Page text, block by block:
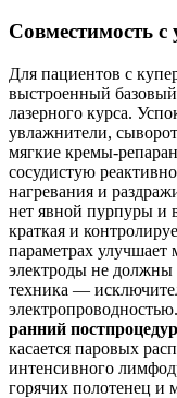
Совместимость
Для пациентов с
выстроенный базовый
лазерного курса.
увлажнители,
мягкие кремы-
сосудистую
нагревания и
нет явной пурпуры и
краткая и
параметрах
электроды не должны
техника —
электропроводностью.
ранний
касается паровых
интенсивного
горячих полотенец и